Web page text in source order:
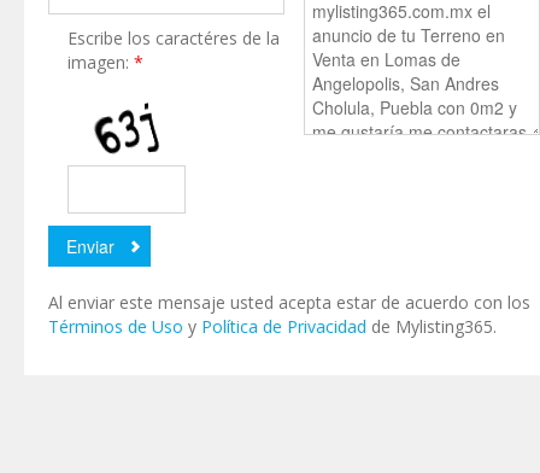
Escribe los caractéres de la
imagen:*
Al enviar este mensaje usted acepta estar de acuerdo con los
Términos de Uso y Política de Privacidad de Mylisting365.